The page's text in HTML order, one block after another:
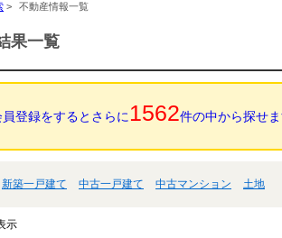
> 不動産情報一覧
果一覧
員登録をするとさらに 1562件の中から探せま
新築一戸建て 中古一戸建て 中古マンション 土地
示